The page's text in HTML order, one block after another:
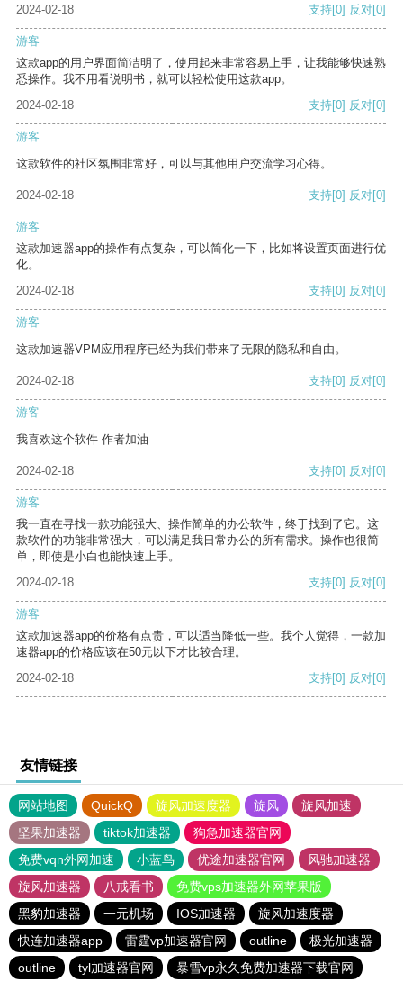
2024-02-18 支持[0] 反对[0]
游客
这款app的用户界面简洁明了，使用起来非常容易上手，让我能够快速熟
悉操作。我不用看说明书，就可以轻松使用这款app。
2024-02-18
支持[0] 反对[0]
游客
这款软件的社区氛围非常好，可以与其他用户交流学习心得。
2024-02-18 支持[0] 反对[0]
游客
这款加速器app的操作有点复杂，可以简化一下，比如将设置页面进行优
化。
2024-02-18
支持[0] 反对[0]
游客
这款加速器VPM应用程序已经为我们带来了无限的隐私和自由。
2024-02-18 支持[0] 反对[0]
游客
我喜欢这个软件 作者加油
2024-02-18 支持[0] 反对[0]
游客
我一直在寻找一款功能强大、操作简单的办公软件，终于找到了它。这
款软件的功能非常强大，可以满足我日常办公的所有需求。操作也很简
单，即使是小白也能快速上手。
2024-02-18
支持[0] 反对[0]
游客
这款加速器app的价格有点贵，可以适当降低一些。我个人觉得，一款加
速器app的价格应该在50元以下才比较合理。
2024-02-18
支持[0] 反对[0]
友情链接
网站地图 QuickQ 旋风加速度器 旋风
旋风加速
坚果加速器
tiktok加速器
狗急加速器官网
免费vqn外网加速
小蓝鸟 优途加速器官网
风驰加速器
旋风加速器
八戒看书
免费vps加速器外网苹果版
黑豹加速器
一元机场 IOS加速器
旋风加速度器
快连加速器app
雷霆vp加速器官网 outline
极光加速器
outline
tyl加速器官网 暴雪vp永久免费加速器下载官网